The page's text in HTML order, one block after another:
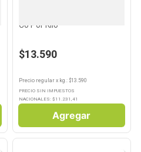
Co Por Kilo
$13.590
Precio regularx kg. : $13.590
PRECIO SIN IMPUESTOS
NACIONALES: $ 11.231,41
Agregar